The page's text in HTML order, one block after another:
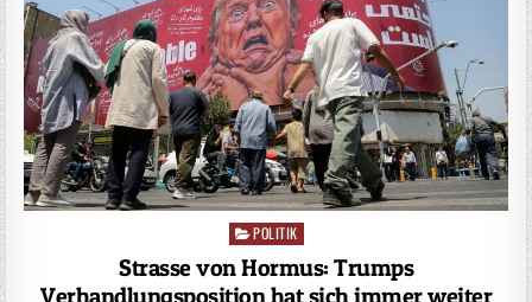
Posted
in
POLITIK
Strasse von Hormus: Trumps